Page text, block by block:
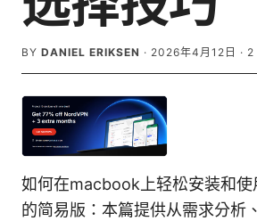
BY DANIEL ERIKSEN · 2026年4月12日 · 2
如何在macbook上轻松安装和
的简易版：本篇提供从需求分析